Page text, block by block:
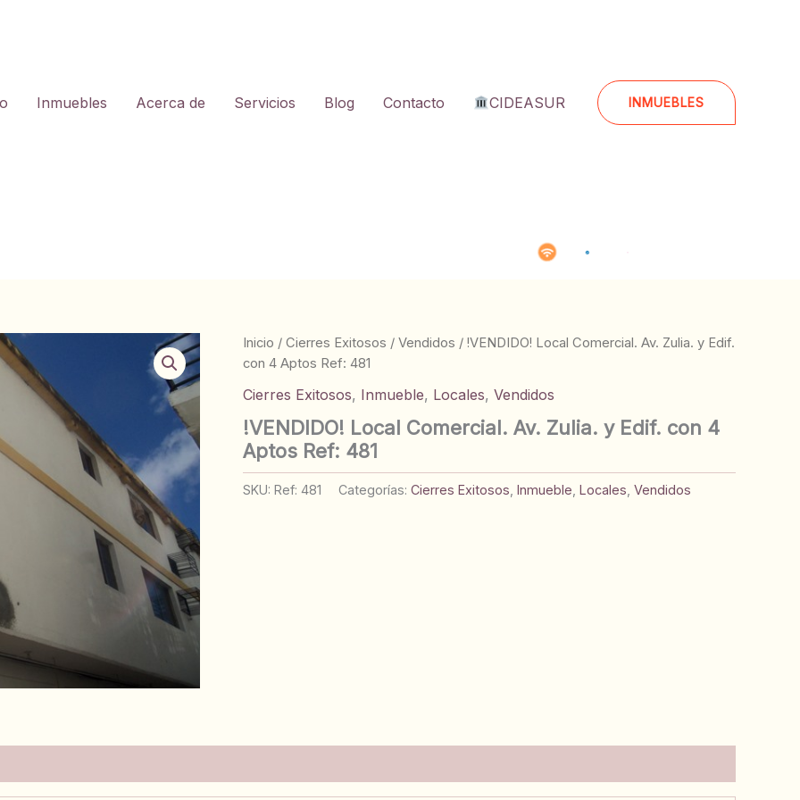
Inmuebles Acerca de Servicios Blog Contacto CIDEASUR INMUEBLES
Inicio / Cierres Exitosos / Vendidos / !VENDIDO! Local Comercial. Av. Zulia. y Edif.
con 4 Aptos Ref: 481
Cierres Exitosos, Inmueble, Locales, Vendidos
!VENDIDO! Local Comercial. Av. Zulia. y Edif. con 4
Aptos Ref: 481
SKU: Ref: 481 Categorías: Cierres Exitosos Inmueble Locales Vendidos